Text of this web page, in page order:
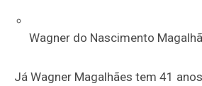
Wagner do Nascimento
Já Wagner Magalhães tem 41